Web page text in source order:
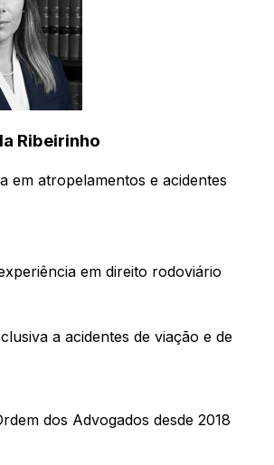
Ribeirinho
em atropelamentos e acidentes
em direito rodoviário
a acidentes de viação e de
dos Advogados desde 2018